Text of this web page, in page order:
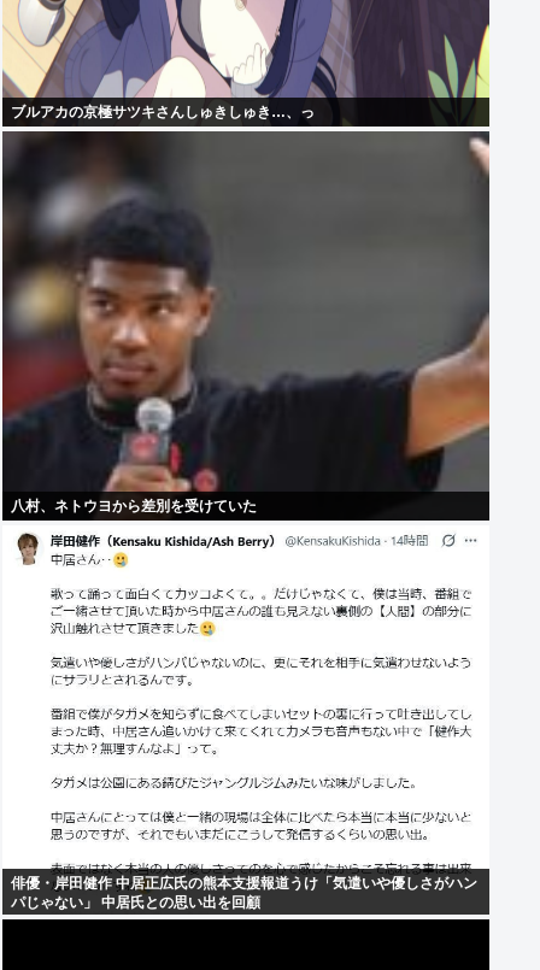
ブルアカの京極サツキさんしゅきしゅき…、っ
八村、ネトウヨから差別を受けていた
俳優・岸田健作 中居正広氏の熊本支援報道うけ「気遣いや優しさがハン
パじゃない」 中居氏との思い出を回顧